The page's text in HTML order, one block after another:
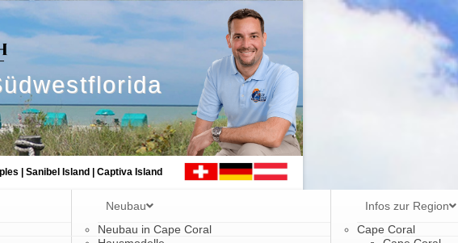
| Sanibel Island | Captiva Island
Neubau
Neubau in Cape Coral
Infos zur Region
Cape Coral